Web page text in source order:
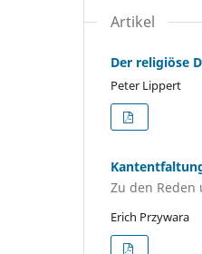
Artikel
Der religiöse
Peter Lippert
Zu den
Erich Przywara